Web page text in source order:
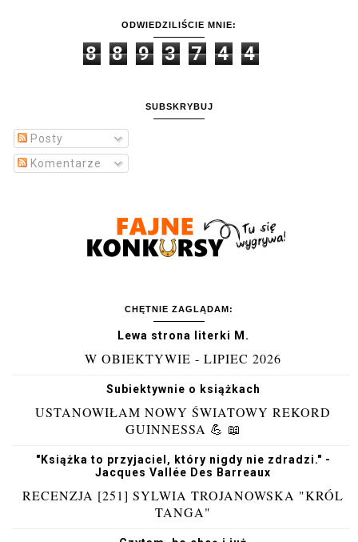
ODWIEDZILIŚCIE MNIE:
8 8 9 3 7 4 4
SUBSKRYBUJ
Posty
Komentarze
CHĘTNIE ZAGLĄDAM:
Lewa strona literki M.
W OBIEKTYWIE - LIPIEC 2026
Subiektywnie o książkach
USTANOWIŁAM NOWY ŚWIATOWY REKORD
GUINNESSA 💪 📖
"Książka to przyjaciel, który nigdy nie zdradzi." -
Jacques Vallée Des Barreaux
RECENZJA [251] SYLWIA TROJANOWSKA "KRÓL
TANGA"